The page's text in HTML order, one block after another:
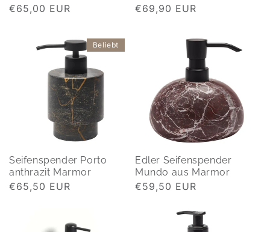
Normaler
€65,00 EUR
Normaler
€69,90 EUR
Seifenspender Porto
anthrazit Marmor
Normaler
€65,50 EUR
Beliebt
Edler Seifenspender
Mundo aus Marmor
Normaler
€59,50 EUR